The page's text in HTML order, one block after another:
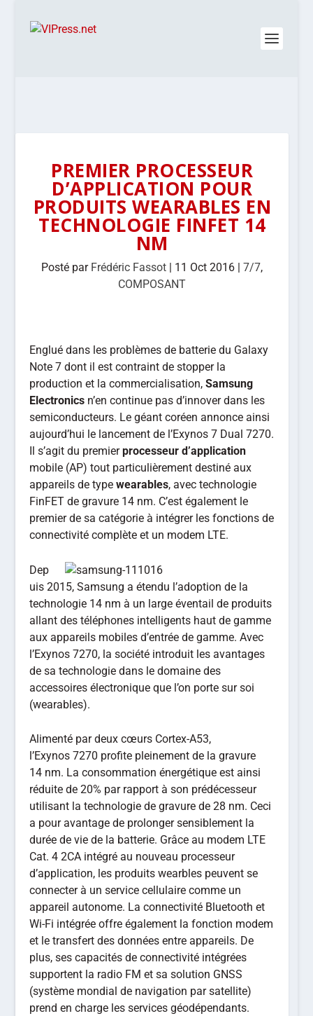
PREMIER PROCESSEUR
D’APPLICATION POUR
PRODUITS WEARABLES EN
TECHNOLOGIE FINFET 14
NM
Posté par Frédéric Fassot | 11 Oct 2016 |7/7,
COMPOSANT
Englué dans les problèmes de batterie du Galaxy
Note 7 dont il est contraint de stopper la
production et la commercialisation,Samsung
Electronics n’en continue pas d’innover dans les
semiconducteurs. Le géant coréen annonce ainsi
aujourd’hui le lancement de l’Exynos 7 Dual 7270.
Il s’agit du premierprocesseur d’application
mobile (AP) tout particulièrement destiné aux
appareils de typewearables, avec technologie
FinFET de gravure 14 nm. C’est également le
premier de sa catégorie à intégrer les fonctions de
connectivité complète et un modem LTE.
Dep
uis 2015, Samsung a étendu l’adoption de la
technologie 14 nm à un large éventail de produits
allant des téléphones intelligents haut de gamme
aux appareils mobiles d’entrée de gamme. Avec
l’Exynos 7270, la société introduit les avantages
de sa technologie dans le domaine des
accessoires électronique que l’on porte sur soi
(wearables).
Alimenté par deux cœurs Cortex-A53,
l’Exynos 7270 profite pleinement de la gravure
14 nm. La consommation énergétique est ainsi
réduite de 20% par rapport à son prédécesseur
utilisant la technologie de gravure de 28 nm. Ceci
a pour avantage de prolonger sensiblement la
durée de vie de la batterie. Grâce au modem LTE
Cat. 4 2CA intégré au nouveau processeur
d’application, les produits wearbles peuvent se
connecter à un service cellulaire comme un
appareil autonome. La connectivité Bluetooth et
Wi-Fi intégrée offre également la fonction modem
et le transfert des données entre appareils. De
plus, ses capacités de connectivité intégrées
supportent la radio FM et sa solution GNSS
(système mondial de navigation par satellite)
prend en charge les services géodépendants.